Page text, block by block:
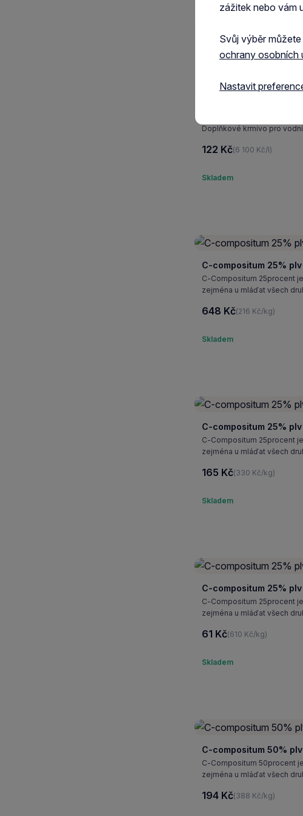
Doplňkové krmivo pro
122 Kč(6 100 Kč/l)
Skladem
C-compositum 25%
C-Compositum 25procent
zejména u mláďat všech
648 Kč(216 Kč/kg)
Skladem
C-compositum 25%
C-Compositum 25procent
zejména u mláďat všech
165 Kč(330 Kč/kg)
Skladem
C-compositum 25%
C-Compositum 25procent
zejména u mláďat všech
61 Kč(610 Kč/kg)
Skladem
C-compositum 50%
C-Compositum 50procent
zejména u mláďat všech
194 Kč(388 Kč/kg)
zážitek nebo vám
Svůj výběr
ochrany osobních
Nastavit